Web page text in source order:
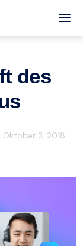
des
Oktober 3, 2018